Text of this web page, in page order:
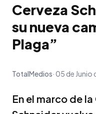
Cerveza
su nueva
Plaga”
TotalMedios 05 de Junio
En el marco de